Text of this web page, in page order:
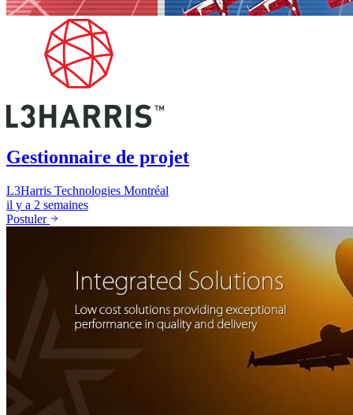
Gestionnaire de projet
L3Harris Technologies Montréal
il y a 2 semaines
Postuler